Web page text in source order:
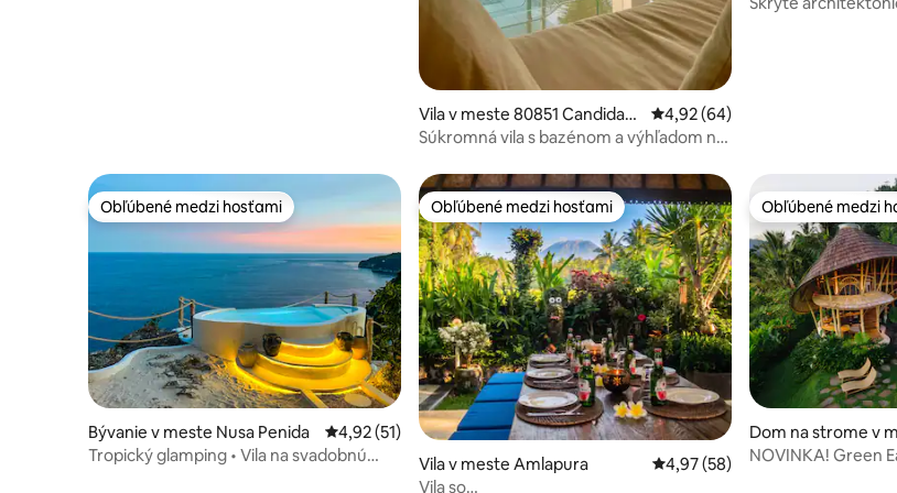
Vila v meste 80851 Candidasa
Amlapura
Priemerné ohodnotenie 4,92 z
4,92 (64)
Súkromná vila s bazénom a výhľadom na
Obľúbené medzi hosťami
Obľúbené medzi hosťami
Bývanie v meste Nusa Penida Priemerné ohodnotenie 4,92 z 5, počet hodnotení: 51
4,92 (51)
Tropický glamping • Vila na svadobnú
Obľúbené medzi hosťami
Obľúbené medzi hosťami
Vila v meste Amlapura Priemerné ohodnotenie 4,97 z
4,97 (58)
Vila so
Obľúbené medzi
Obľúbené medzi
Dom na strome v
men
NOVINKA! Green